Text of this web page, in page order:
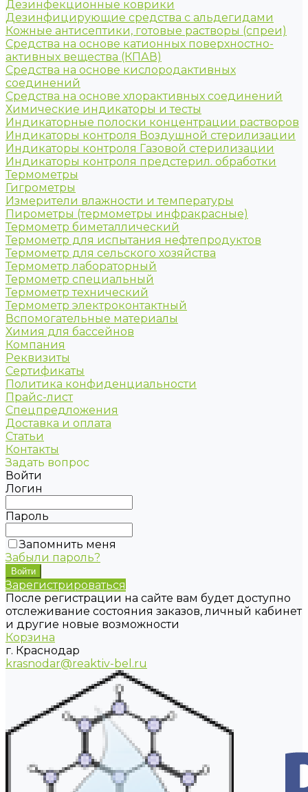
Дезинфекционные коврики
Дезинфицирующие средства с альдегидами
Кожные антисептики, готовые растворы (спреи)
Средства на основе катионных поверхностно-
активных вещества (КПАВ)
Средства на основе кислородактивных
соединений
Средства на основе хлорактивных соединений
Химические индикаторы и тесты
Индикаторные полоски концентрации растворов
Индикаторы контроля Воздушной стерилизации
Индикаторы контроля Газовой стерилизации
Индикаторы контроля предстерил. обработки
Термометры
Гигрометры
Измерители влажности и температуры
Пирометры (термометры инфракрасные)
Термометр биметаллический
Термометр для испытания нефтепродуктов
Термометр для сельского хозяйства
Термометр лабораторный
Термометр специальный
Термометр технический
Термометр электроконтактный
Вспомогательные материалы
Химия для бассейнов
Компания
Реквизиты
Сертификаты
Политика конфиденциальности
Прайс-лист
Спецпредложения
Доставка и оплата
Статьи
Контакты
Задать вопрос
Войти
Логин
Пароль
Запомнить меня
Забыли пароль?
Зарегистрироваться
После регистрации на сайте вам будет доступно
отслеживание состояния заказов, личный кабинет
и другие новые возможности
Корзина
г. Краснодар
krasnodar@reaktiv-bel.ru